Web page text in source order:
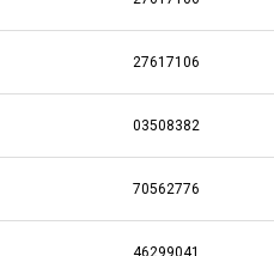
27617106
03508382
70562776
46299041